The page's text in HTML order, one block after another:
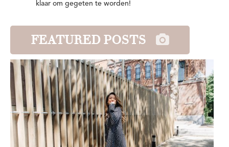
klaar om gegeten te worden!
FEATURED POSTS